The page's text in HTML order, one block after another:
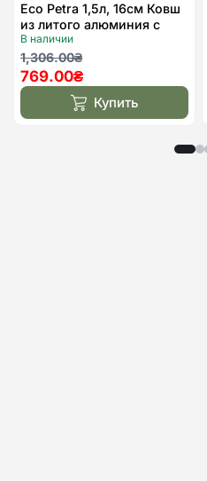
Eco Petra 1,5л, 16см Ковш
из литого алюминия с
крышкой
В наличии
1,306.00₴
Первоначальная
цена
составляла
1,306.00₴.
769.00₴
Текущая
цена:
769.00₴. Купить